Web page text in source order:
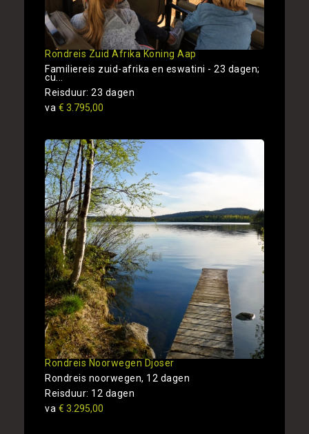
Rondreis Zuid Afrika Koning Aap
Familiereis zuid-afrika en eswatini - 23 dagen;
cu...
Reisduur: 23 dagen
va € 3.795,00
Rondreis Noorwegen Djoser
Rondreis noorwegen, 12 dagen
Reisduur: 12 dagen
va € 3.295,00